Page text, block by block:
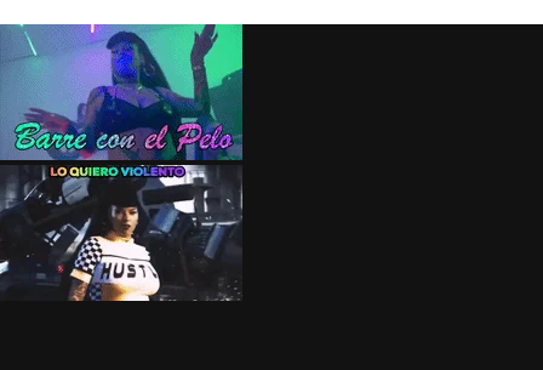
Si tienes personalidad adictiva te recomendamos que no
le des a play por que la letra de Tomasa junto al beat de
Dj Blass es realmente infeccioso. Un virus que se te mete
en el cerebro y se te queda ahí metido.